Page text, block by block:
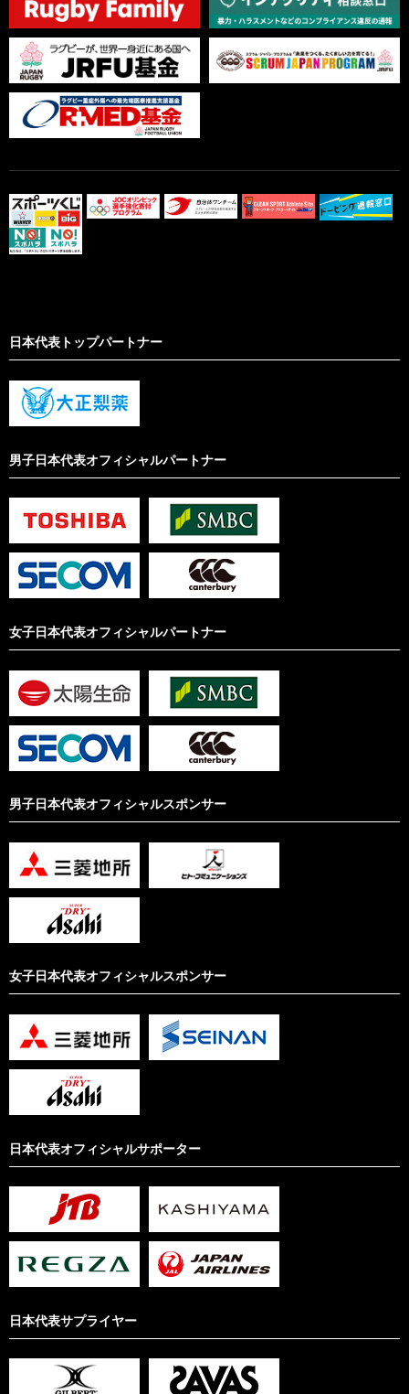
日本代表トップパートナー
男子日本代表オフィシャルパートナー
女子日本代表オフィシャルパートナー
男子日本代表オフィシャルスポンサー
女子日本代表オフィシャルスポンサー
日本代表オフィシャルサポーター
日本代表サプライヤー